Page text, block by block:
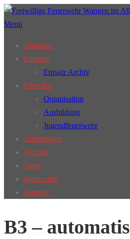
Zum
Inhalt
Menü
Aktuelles
Einsätze
Einsatz Archiv
Über uns
Organisation
Ausbildung
Jugendfeuerwehr
Abteilungen
Technik
Tipps
Mitmachen
Kontakt
B3 –